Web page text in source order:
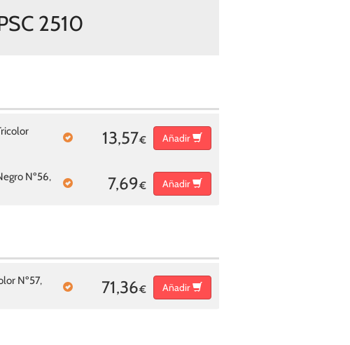
2510
13,57€ Añadir
Nº56,
7,69€ Añadir
Nº57,
71,36€ Añadir